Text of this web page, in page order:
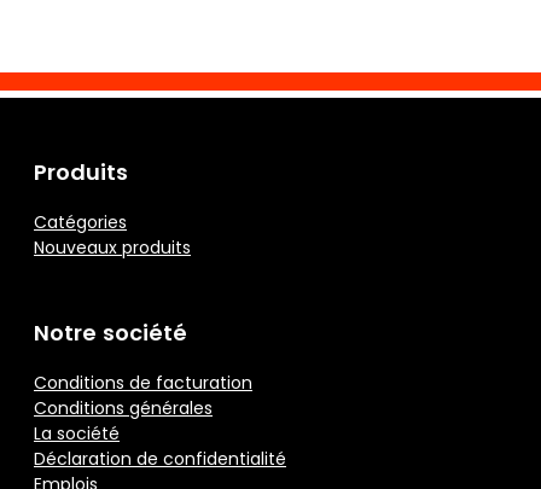
Produits
Catégories
Nouveaux produits
Notre société
Conditions de facturation
Conditions générales
La société
Déclaration de confidentialité